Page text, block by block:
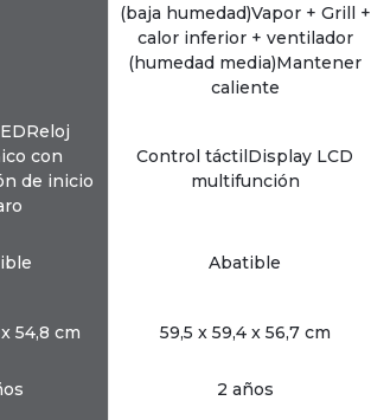
(baja humedad)Vapor + Grill +
calor inferior + ventilador
(humedad media)Mantener
caliente
con
de inicio
Control táctilDisplay LCD
multifunción
Abatible
54,8 cm 59,5 x 59,4 x 56,7 cm
2 años